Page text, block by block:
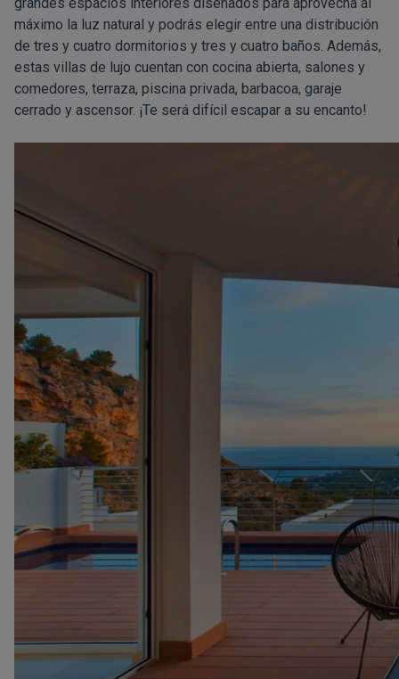
máximo la luz natural y podrás elegir entre una distribución
de tres y cuatro dormitorios y tres y cuatro baños. Además,
estas villas de lujo cuentan con cocina abierta, salones y
comedores, terraza, piscina privada, barbacoa, garaje
cerrado y ascensor. ¡Te será difícil escapar a su encanto!